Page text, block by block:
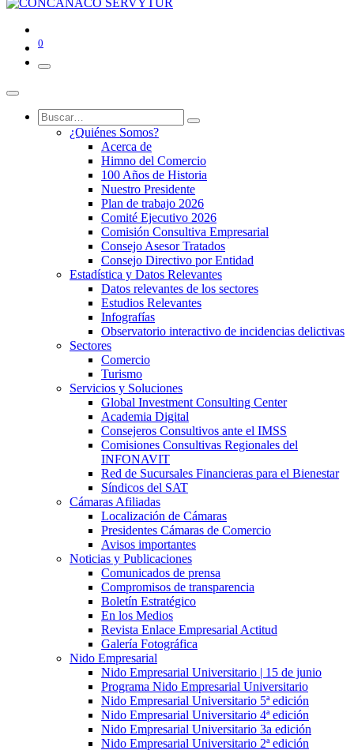
0
¿Quiénes Somos?
Acerca de
Himno del Comercio
100 Años de Historia
Nuestro Presidente
Plan de trabajo 2026
Comité Ejecutivo 2026
Comisión Consultiva Empresarial
Consejo Asesor Tratados
Consejo Directivo por Entidad
Estadística y Datos Relevantes
Datos relevantes de los sectores
Estudios Relevantes
Infografías
Observatorio interactivo de incidencias delictivas
Sectores
Comercio
Turismo
Servicios y Soluciones
Global Investment Consulting Center
Academia Digital
Consejeros Consultivos ante el IMSS
Comisiones Consultivas Regionales del
INFONAVIT
Red de Sucursales Financieras para el Bienestar
Síndicos del SAT
Cámaras Afiliadas
Localización de Cámaras
Presidentes Cámaras de Comercio
Avisos importantes
Noticias y Publicaciones
Comunicados de prensa
Compromisos de transparencia
Boletín Estratégico
En los Medios
Revista Enlace Empresarial Actitud
Galería Fotográfica
Nido Empresarial
Nido Empresarial Universitario | 15 de junio
Programa Nido Empresarial Universitario
Nido Empresarial Universitario 5ª edición
Nido Empresarial Universitario 4ª edición
Nido Empresarial Universitario 3a edición
Nido Empresarial Universitario 2ª edición